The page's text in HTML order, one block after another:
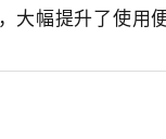
大幅提升了使用